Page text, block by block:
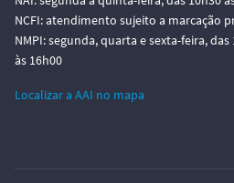
NCFI: atendimento sujeito a marcação
NMPI: segunda, quarta e sexta-feira,
às 16h00
Localizar a AAI no mapa